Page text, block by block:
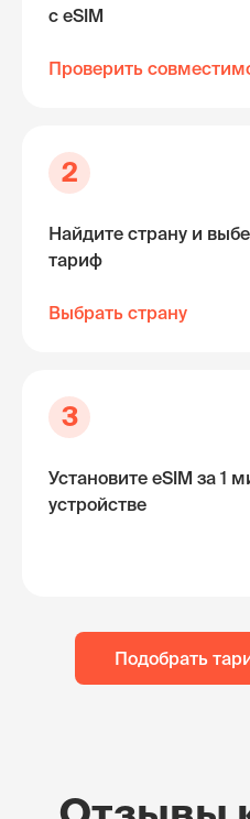
с eSIM
Проверить
2
Найдите страну и
тариф
Выбрать страну
3
Установите eSIM за 1
устройстве
Подобрать